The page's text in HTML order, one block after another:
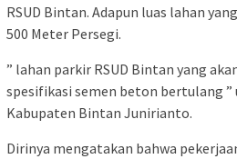
RSUD Bintan. Adapun luas lahan
500 Meter Persegi.
” lahan parkir RSUD Bintan yang
spesifikasi semen beton bertulang ”
Kabupaten Bintan Junirianto.
Dirinya mengatakan bahwa